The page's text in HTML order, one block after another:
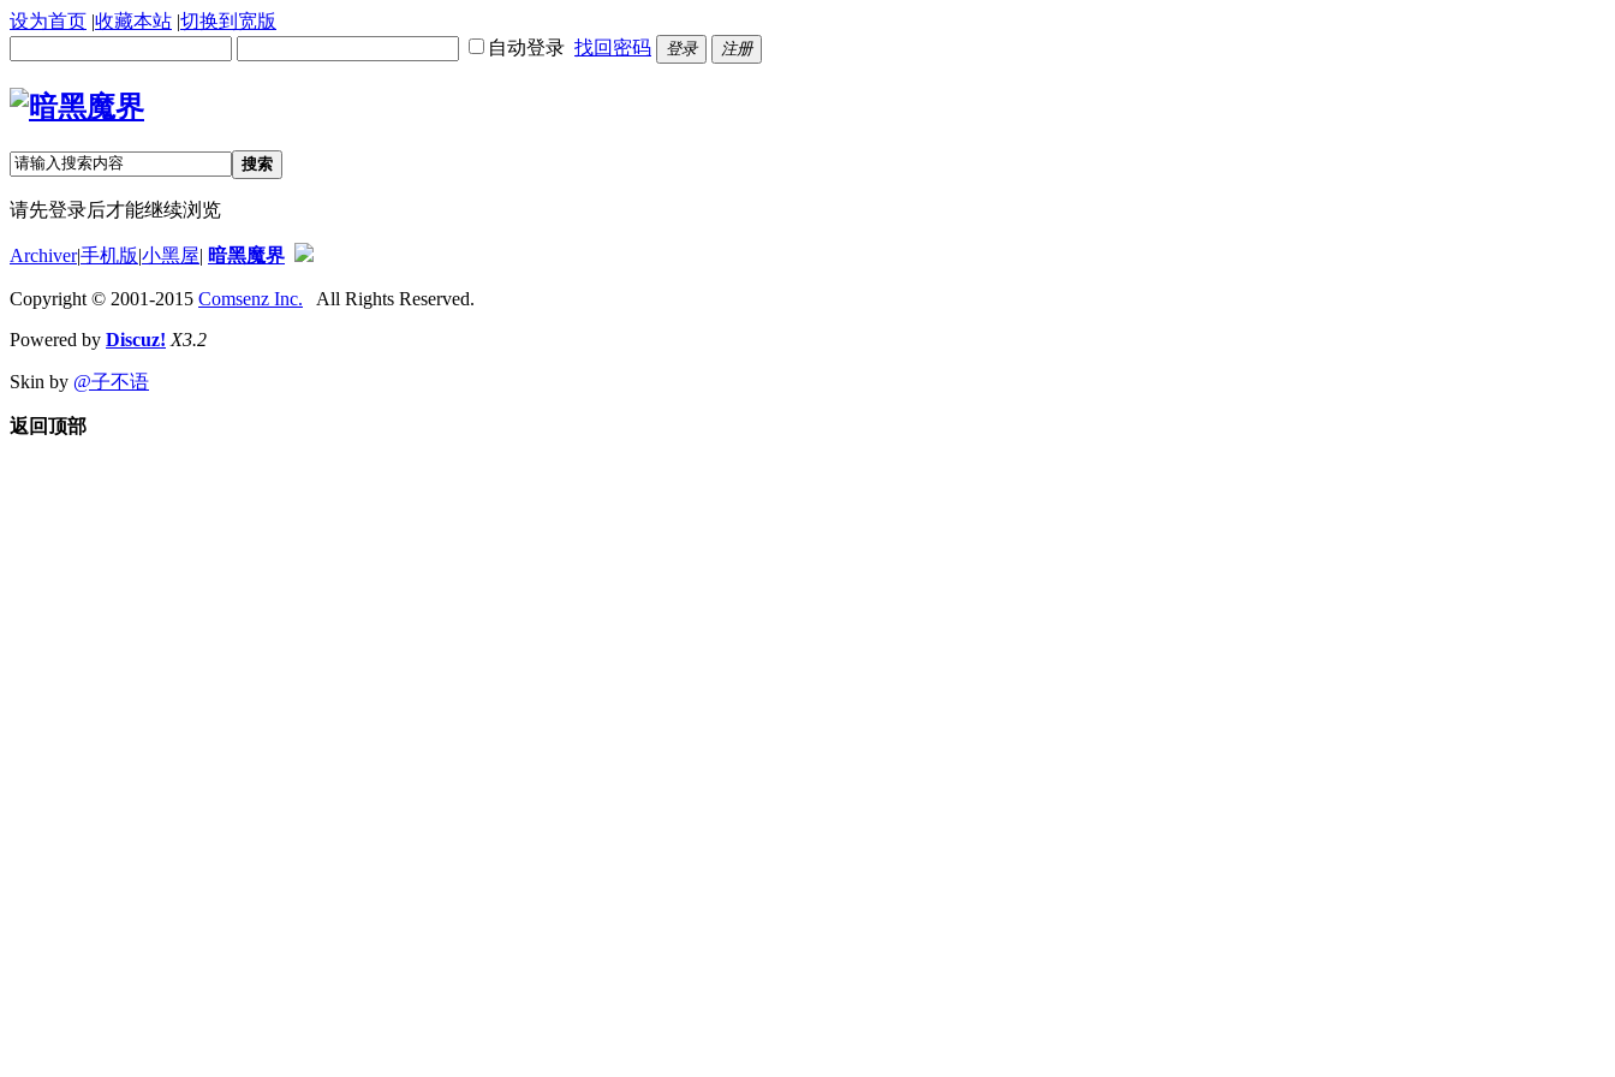
设为首页 |收藏本站 |切换到宽版
自动登录 找回密码 登录 注册
搜索
请先登录后才能继续浏览
Archiver|手机版|小黑屋| 暗黑魔界
Copyright © 2001-2015 Comsenz Inc. All Rights Reserved.
Powered by Discuz! X3.2
Skin by @子不语
返回顶部